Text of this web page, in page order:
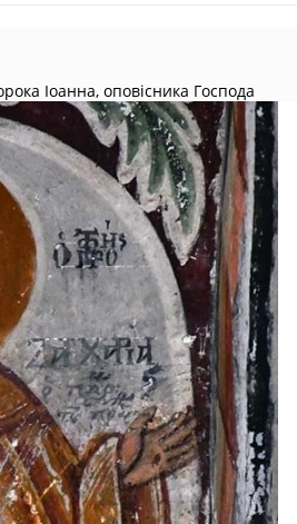
Іоанна, оповісника Господа